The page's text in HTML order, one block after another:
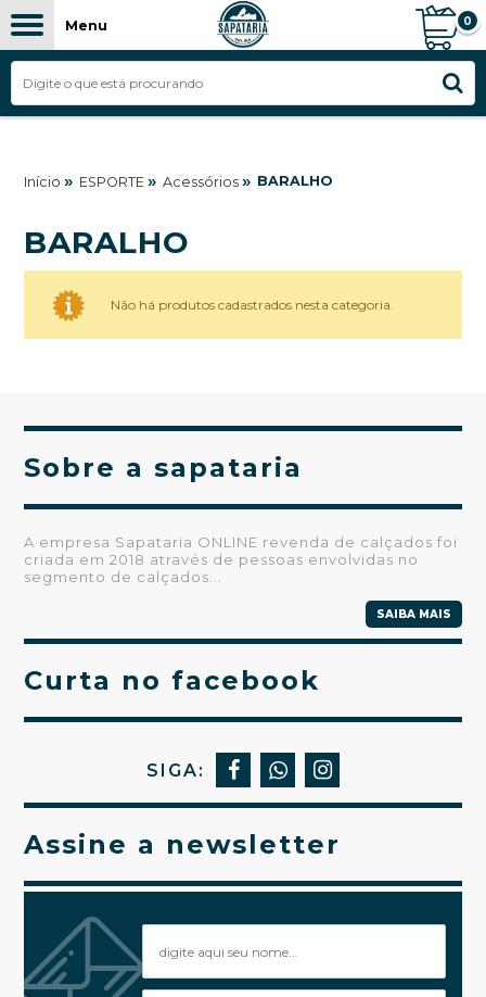
Menu 0
Início » ESPORTE » Acessórios » BARALHO
BARALHO
Não há produtos cadastrados nesta categoria.
Sobre a sapataria
A empresa Sapataria ONLINE revenda de calçados foi
criada em 2018 através de pessoas envolvidas no
segmento de calçados...
SAIBA MAIS
Curta no facebook
SIGA:
Assine a newsletter